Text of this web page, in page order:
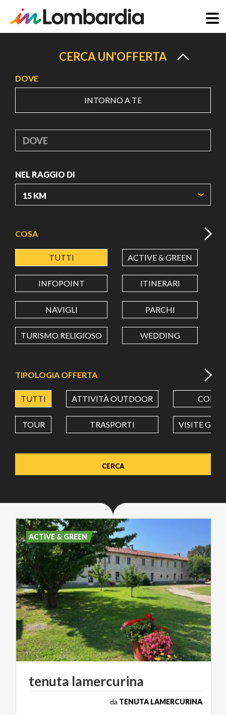
principale
CERCA UN'OFFERTA
DOVE
INTORNO A TE
DOVE
NEL RAGGIO DI
LATITUDINE
LONGITUDINE
Value in decimal degrees. Use dot (.) as decimal separator.
COSA
TUTTI ACTIVE & GREEN
INFOPOINT ITINERARI
NAVIGLI PARCHI
TURISMO RELIGIOSO WEDDING
TIPOLOGIA OFFERTA
TUTTI ATTIVITÀ OUTDOOR CORSI
TOUR TRASPORTI VISITE
tenuta lamercurina
da TENUTA LAMERCURINA
ACTIVE & GREEN